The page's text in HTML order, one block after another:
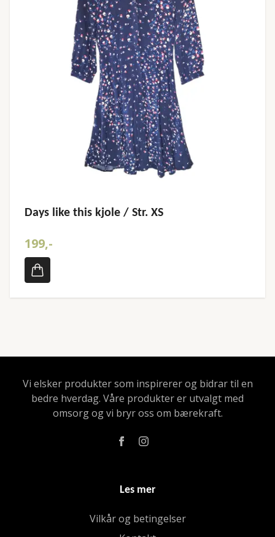
Days like this kjole / Str. XS
199,-
Vi elsker produkter som inspirerer og bidrar til en
bedre hverdag. Våre produkter er utvalgt med
omsorg og vi bryr oss om bærekraft.
Les mer
Vilkår og betingelser